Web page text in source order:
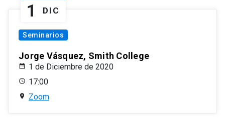
1 DIC
Seminarios
Jorge Vásquez, Smith College
1 de Diciembre de 2020
17:00
Zoom